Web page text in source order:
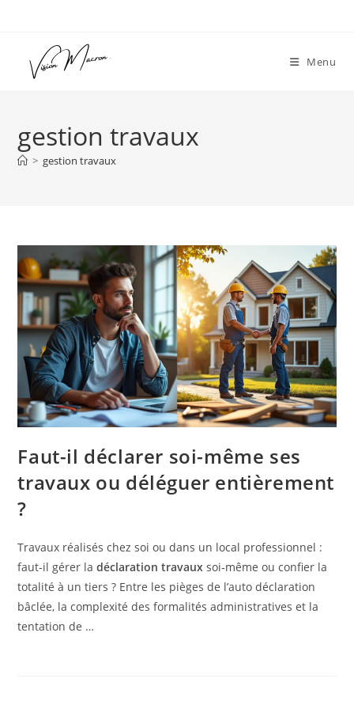
Menu
gestion travaux
> gestion travaux
Faut-il déclarer soi-même ses
travaux ou déléguer entièrement
?
Travaux réalisés chez soi ou dans un local professionnel :
faut-il gérer ladéclaration travaux soi‑même ou confier la
totalité à un tiers ? Entre les pièges de l’auto déclaration
bâclée, la complexité des formalités administratives et la
tentation de …